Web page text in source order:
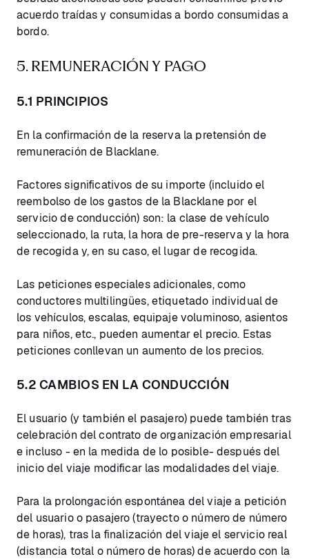
acuerdo traídas y consumidas a bordo consumidas a
bordo.
5. REMUNERACIÓN Y PAGO
5.1 PRINCIPIOS
En la confirmación de la reserva la pretensión de
remuneración de Blacklane.
Factores significativos de su importe (incluido el
reembolso de los gastos de la Blacklane por el
servicio de conducción) son: la clase de vehículo
seleccionado, la ruta, la hora de pre-reserva y la hora
de recogida y, en su caso, el lugar de recogida.
Las peticiones especiales adicionales, como
conductores multilingües, etiquetado individual de
los vehículos, escalas, equipaje voluminoso, asientos
para niños, etc., pueden aumentar el precio. Estas
peticiones conllevan un aumento de los precios.
5.2 CAMBIOS EN LA CONDUCCIÓN
El usuario (y también el pasajero) puede también tras
celebración del contrato de organización empresarial
e incluso - en la medida de lo posible- después del
inicio del viaje modificar las modalidades del viaje.
Para la prolongación espontánea del viaje a petición
del usuario o pasajero (trayecto o número de número
de horas), tras la finalización del viaje el servicio real
(distancia total o número de horas) de acuerdo con la